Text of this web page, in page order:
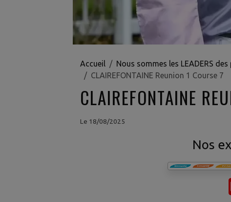
Accueil
Nous sommes les LEADERS
CLAIREFONTAINE Reunion 1 Course 7
CLAIREFONTAINE
Le 18/08/2025
Nos